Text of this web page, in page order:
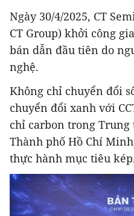
Ngày 30/4/2025, CT
CT Group) khởi công
bán dẫn đầu tiên do
nghệ.
Không chỉ chuyển đổi
chuyển đổi xanh với
chỉ carbon trong
Thành phố Hồ Chí
thực hành mục tiêu